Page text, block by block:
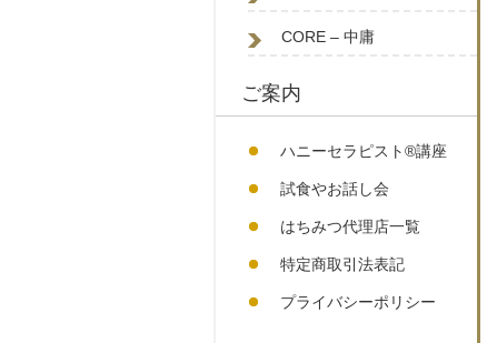
CORE – 中庸
ご案内
ハニーセラピスト®︎講座
試食やお話し会
はちみつ代理店一覧
特定商取引法表記
プライバシーポリシー